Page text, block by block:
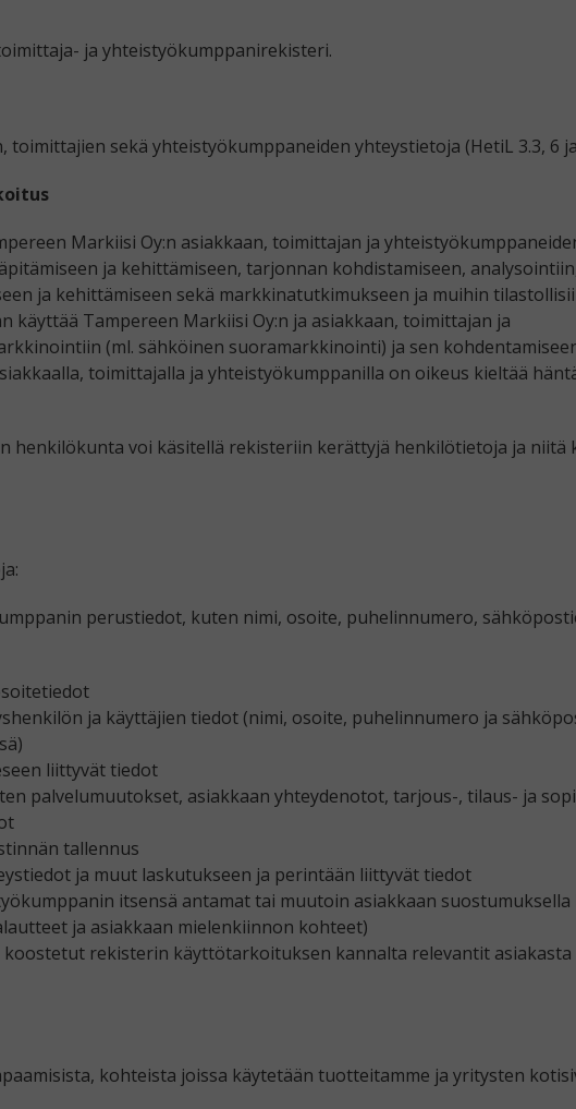
ja yhteistyökumppanirekisteri.
toimittajien sekä yhteistyökumppaneiden yhteystietoja (HetiL 3.3, 6
Markiisi Oy:n asiakkaan, toimittajan ja
ja kehittämiseen, tarjonnan kohdistamiseen,
ja kehittämiseen sekä markkinatutkimukseen ja muihin
käyttää Tampereen Markiisi Oy:n ja asiakkaan, toimittajan ja
(ml. sähköinen suoramarkkinointi) ja sen
toimittajalla ja yhteistyökumppanilla on oikeus kieltää
henkilökunta voi käsitellä rekisteriin kerättyjä henkilötietoja ja niitä
perustiedot, kuten nimi, osoite, puhelinnumero,
ja käyttäjien tiedot (nimi, osoite, puhelinnumero ja
liittyvät tiedot
palvelumuutokset, asiakkaan yhteydenotot, tarjous-, tilaus- ja
tallennus
ja muut laskutukseen ja perintään liittyvät tiedot
itsensä antamat tai muutoin asiakkaan
ja asiakkaan mielenkiinnon kohteet)
koostetut rekisterin käyttötarkoituksen kannalta relevantit
kohteista joissa käytetään tuotteitamme ja yritysten